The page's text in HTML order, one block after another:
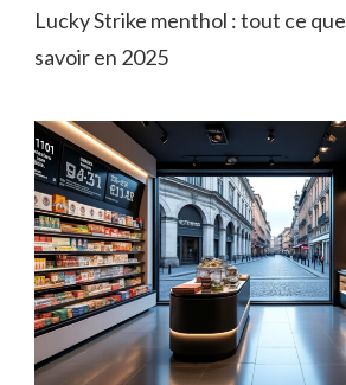
Lucky Strike menthol : tout ce
savoir en 2025